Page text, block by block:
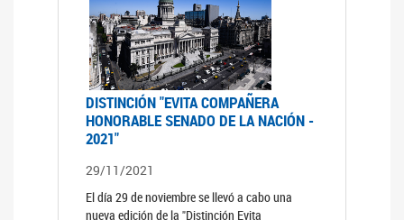
DISTINCIÓN "EVITA COMPAÑERA
HONORABLE SENADO DE LA NACIÓN -
2021"
29/11/2021
El día 29 de noviembre se llevó a cabo una
nueva edición de la "Distinción Evita